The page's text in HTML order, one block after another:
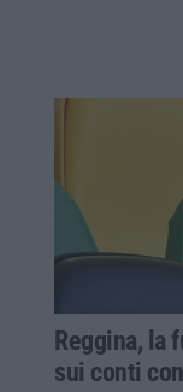
Reggina, la
sui conti